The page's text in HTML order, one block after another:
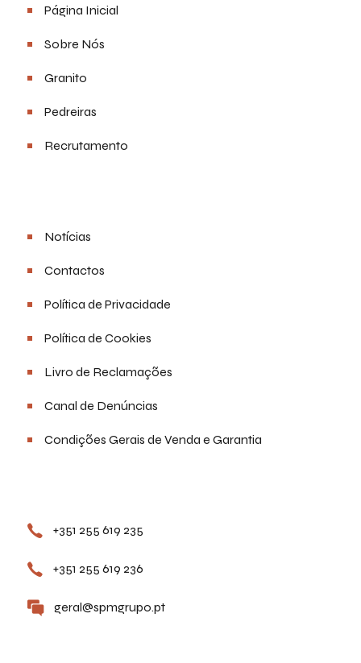
Página Inicial
Sobre Nós
Granito
Pedreiras
Recrutamento
Notícias
Contactos
Política de Privacidade
Política de Cookies
Livro de Reclamações
Canal de Denúncias
Condições Gerais de Venda e Garantia
+351 255 619 235
+351 255 619 236
geral@spmgrupo.pt